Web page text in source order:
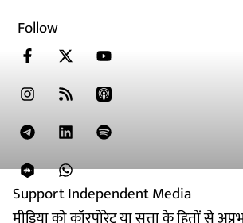
Support Independent Media
Follow